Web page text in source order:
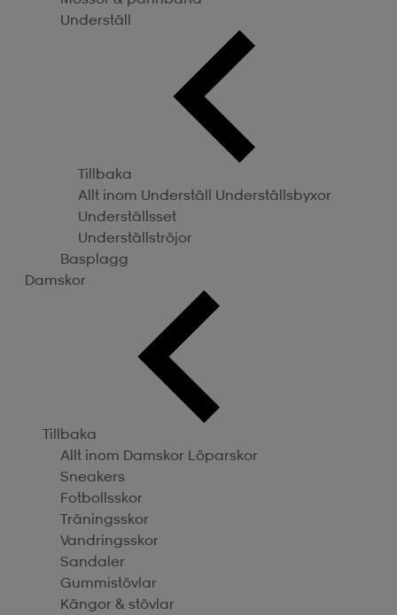
Underställ
Tillbaka
Allt inom Underställ Underställsbyxor
Underställsset
Underställströjor
Basplagg
Damskor
Tillbaka
Allt inom Damskor Löparskor
Sneakers
Fotbollsskor
Träningsskor
Vandringsskor
Sandaler
Gummistövlar
Kängor & stövlar